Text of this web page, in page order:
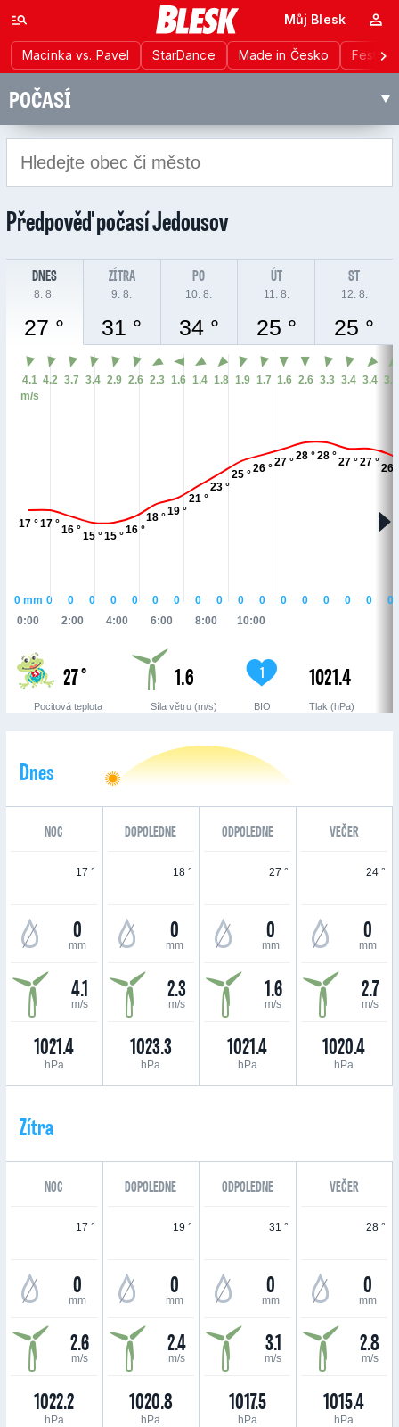
Macinka vs. Pavel StarDance Made in Česko
Můj Blesk
POČASÍ
Předpověď počasíJedousov
DNES
8. 8.
27 °
ZÍTRA
9. 8.
31 °
PO
10. 8.
34 °
ÚT
11. 8.
25 °
ST
12. 8.
25 °
17 °17 °16 °15 °15 °16 °
18 °19 °
21 °
23 °
25 °26 °27 °28 °28 °27 °27 °26
0:00 2:00 4:00 6:00 8:00 10:00
0mm 0 0 0 0 0 0 0 0 0 0 0 0 0 0 0 0 0
4.1
m/s
4.2 3.7 3.4 2.9 2.6 2.3 1.6 1.4 1.8 1.9 1.7 1.6 2.6 3.3 3.4 3.4 3.6
27 °
Pocitová teplota
1.6
Síla větru (m/s)
1
BIO
1021.4
Tlak (hPa)
Dnes
NOC DOPOLEDNE ODPOLEDNE VEČER
17 °
0
mm
4.1
m/s
1021.4
hPa
18 °
0
mm
2.3
m/s
1023.3
hPa
27 °
0
mm
1.6
m/s
1021.4
hPa
24 °
0
mm
2.7
m/s
1020.4
hPa
Zítra
NOC DOPOLEDNE ODPOLEDNE VEČER
17 °
0
mm
2.6
m/s
1022.2
hPa
19 °
0
mm
2.4
m/s
1020.8
hPa
31 °
0
mm
3.1
m/s
1017.5
hPa
28 °
0
mm
2.8
m/s
1015.4
hPa